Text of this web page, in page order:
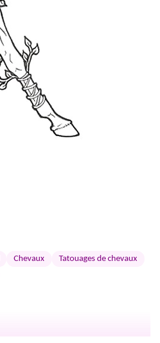
Chevaux
Tatouages de chevaux